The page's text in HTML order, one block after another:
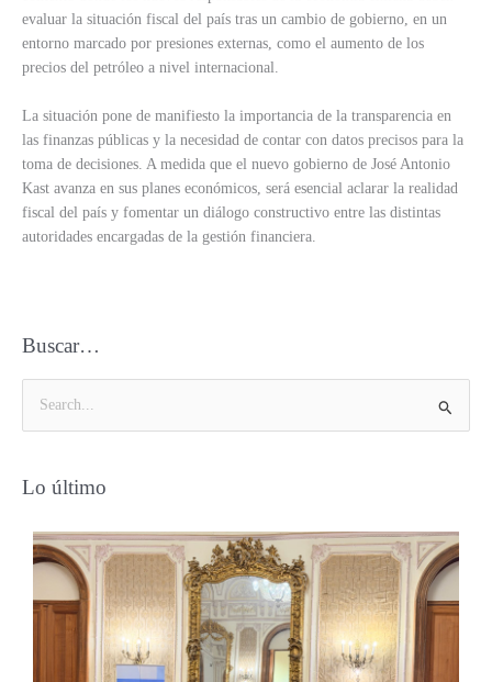
evaluar la situación fiscal del país tras un cambio de gobierno, en un
entorno marcado por presiones externas, como el aumento de los
precios del petróleo a nivel internacional.
La situación pone de manifiesto la importancia de la transparencia en
las finanzas públicas y la necesidad de contar con datos precisos para la
toma de decisiones. A medida que el nuevo gobierno de José Antonio
Kast avanza en sus planes económicos, será esencial aclarar la realidad
fiscal del país y fomentar un diálogo constructivo entre las distintas
autoridades encargadas de la gestión financiera.
Buscar…
c
Lo último